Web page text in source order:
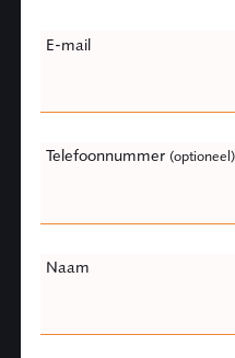
this
E-mail
Telefoonnummer (optioneel)
Naam